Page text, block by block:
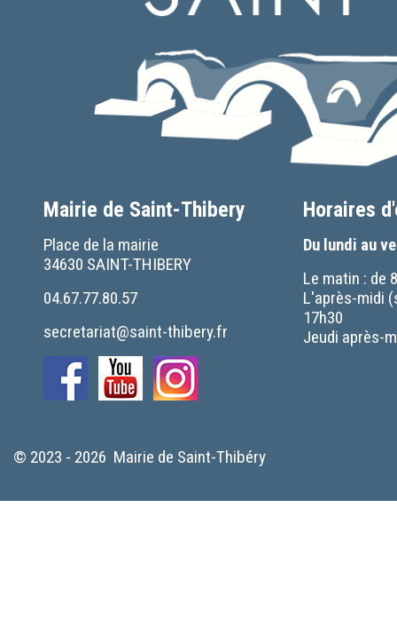
Mairie de Saint-Thibery
Place de la mairie
34630 SAINT-THIBERY
04.67.77.80.57
secretariat@saint-thibery.fr
Horaires
Du lundi au
Le matin : de
L'après-midi
17h30
Jeudi après-
© 2023 - 2026 Mairie de Saint-Thibéry